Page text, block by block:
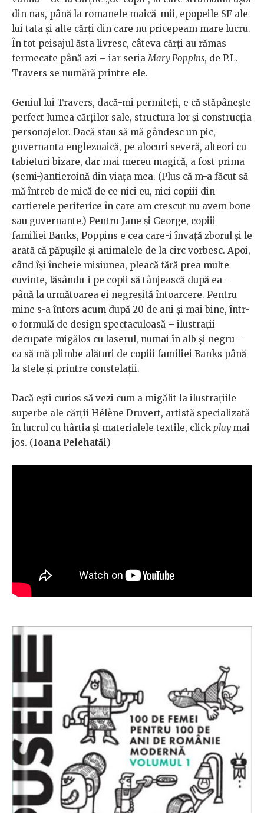
din nas, până la romanele maică-mii, epopeile SF ale
lui tata și alte cărți din care nu pricepeam mare lucru.
În tot peisajul ăsta livresc, câteva cărți au rămas
fermecate până azi – iar seria Mary Poppins, de P.L.
Travers se numără printre ele.
Geniul lui Travers, dacă-mi permiteți, e că stăpânește
perfect lumea cărților sale, structura lor și construcția
personajelor. Dacă stau să mă gândesc un pic,
guvernanta englezoaică, pe alocuri severă, alteori cu
tabieturi bizare, dar mai mereu magică, a fost prima
(semi-)antieroină din viața mea. (Plus că m-a făcut să
mă întreb de mică de ce nici eu, nici copiii din
cartierele periferice în care am crescut nu avem bone
sau guvernante.) Pentru Jane și George, copiii
familiei Banks, Poppins e cea care-i învață zborul și le
arată că păpușile și animalele de la circ vorbesc. Apoi,
când își încheie misiunea, pleacă fără prea multe
cuvinte, lăsându-i pe copii să tânjească după ea –
până la următoarea ei negreșită întoarcere. Pentru
mine s-a întors acum după 20 de ani și mai bine, într-
o formulă de design spectaculoasă – ilustrații
decupate migălos cu laserul, numai în alb și negru –
ca să mă plimbe alături de copiii familiei Banks până
la stele și printre constelații.
Dacă ești curios să vezi cum a migălit la ilustrațiile
superbe ale cărții Hélène Druvert, artistă specializată
în lucrul cu hârtia și materialele textile, click play mai
jos. (Ioana Pelehatăi)